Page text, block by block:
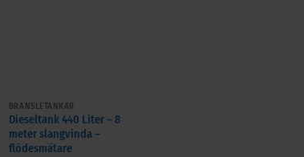
BRÄNSLETANKAR
Dieseltank 440 Liter – 8
meter slangvinda –
flödesmätare